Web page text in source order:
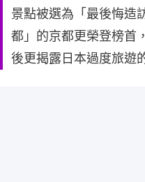
景點被選為「最後悔造
都」的京都更榮登榜首
後更揭露日本過度旅遊